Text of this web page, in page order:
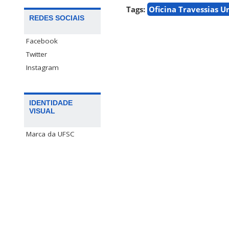
REDES SOCIAIS
Facebook
Twitter
Instagram
IDENTIDADE
VISUAL
Marca da UFSC
Tags: Oficina Travessias